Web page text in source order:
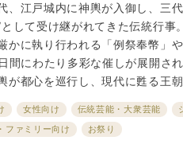
、江戸城内に神輿が入御し、三
として受け継がれてきた伝統行
かに執り行われる「例祭奉幣」
間にわたり多彩な催しが展開さ
が都心を巡行し、現代に甦る王
女性向け 伝統芸能・大衆芸能
ファミリー向け
お祭り